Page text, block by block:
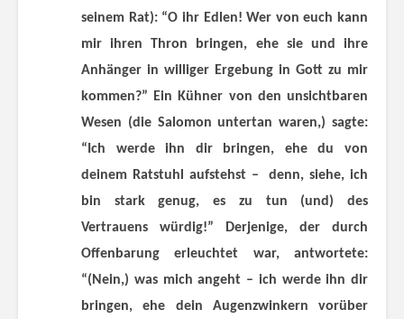
seinem Rat): “O ihr Edlen! Wer von euch kann
mir ihren Thron bringen, ehe sie und ihre
Anhänger in williger Ergebung in Gott zu mir
kommen?” Ein Kühner von den unsichtbaren
Wesen (die Salomon untertan waren,) sagte:
“Ich werde ihn dir bringen, ehe du von
deinem Ratstuhl aufstehst – denn, siehe, ich
bin stark genug, es zu tun (und) des
Vertrauens würdig!” Derjenige, der durch
Offenbarung erleuchtet war, antwortete:
“(Nein,) was mich angeht – ich werde ihn dir
bringen, ehe dein Augenzwinkern vorüber